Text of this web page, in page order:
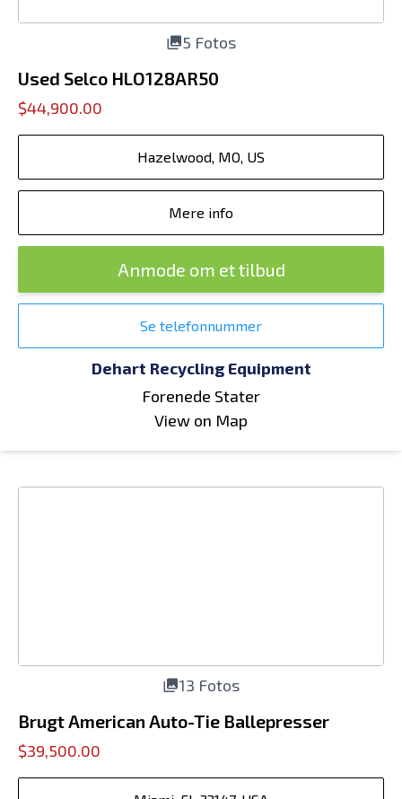
5 Fotos
Used Selco HLO128AR50
$44,900.00
Hazelwood, MO, US
Mere info
Anmode om et tilbud
Se telefonnummer
Dehart Recycling Equipment
Forenede Stater
View on Map
13 Fotos
Brugt American Auto-Tie Ballepresser
$39,500.00